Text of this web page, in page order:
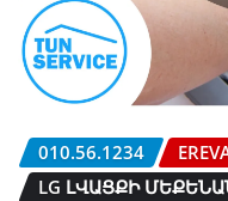
010.56.1234
LG ԼՎԱՑՔԻ